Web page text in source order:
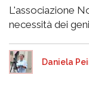
L'associazione
necessità dei
Daniela